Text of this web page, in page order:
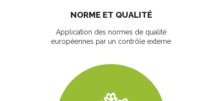
NORME ET QUALITÉ
Application des normes de qualité
européennes par un contrôle externe